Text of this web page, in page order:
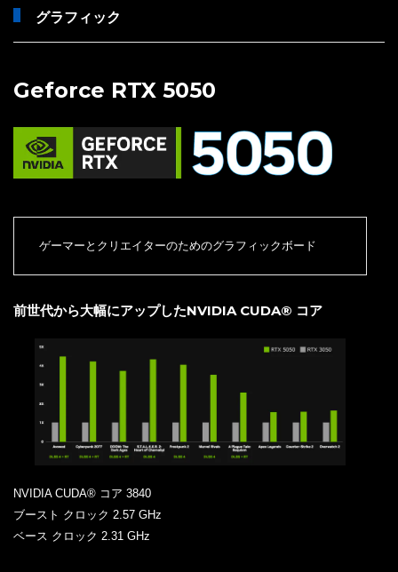
グラフィック
Geforce RTX 5050
ゲーマーとクリエイターのためのグラフィックボード
前世代から大幅にアップしたNVIDIA CUDA® コア
NVIDIA CUDA® コア 3840
ブースト クロック 2.57 GHz
ベース クロック 2.31 GHz